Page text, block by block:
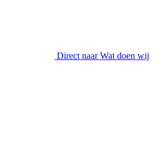
Direct naar Wat doen wij